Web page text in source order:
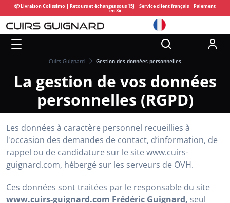
📦 Livraison Colissimo | Retours et échanges sous 15j | Service client français | Paiement
en 3x
Cuirs Guignard Gestion des données personnelles
La gestion de vos données
personnelles (RGPD)
Les données à caractère personnel recueillies à
l'occasion des demandes de contact, d’information, de
rappel ou de candidature sur le site www.cuirs-
guignard.com, hébergé sur les serveurs de OVH.
Ces données sont traitées par le responsable du site
www.cuirs-guignard.com Frédéric Guignard, seul